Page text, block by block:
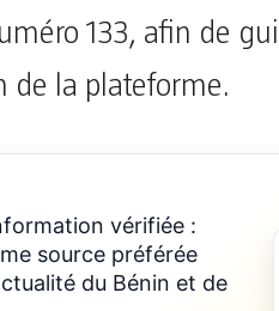
133, afin de
de la plateforme.
vérifiée :
source préférée
du Bénin et de